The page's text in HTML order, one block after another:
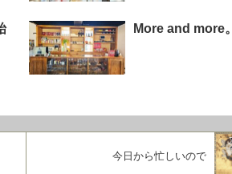
More and more。
今日から忙しいので